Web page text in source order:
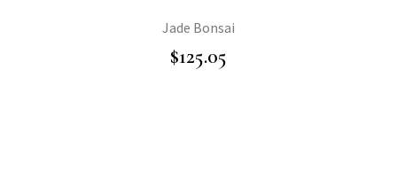
Jade Bonsai
$125.05